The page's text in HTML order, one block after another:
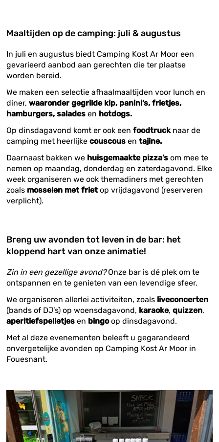
Maaltijden op de camping: juli & augustus
In juli en augustus biedt Camping Kost Ar Moor een
gevarieerd aanbod aan gerechten die ter plaatse
worden bereid.
We maken een selectie afhaalmaaltijden voor lunch en
diner,waaronder gegrilde kip, panini’s, frietjes,
hamburgers, saladesen hotdogs.
Op dinsdagavond komt er ook eenfoodtruck naar de
camping met heerlijkecouscousentajine.
Daarnaast bakken we huisgemaakte pizza’s om mee te
nemen op maandag, donderdag en zaterdagavond. Elke
week organiseren we ook themadiners met gerechten
zoals mosselen met frietop vrijdagavond (reserveren
verplicht).
Breng uw avonden tot leven in de bar: het
kloppend hart van onze animatie!
Zin in een gezellige avond?Onze bar is dé plek om te
ontspannen en te genieten van een levendige sfeer.
We organiseren allerlei activiteiten, zoals liveconcerten
(bands of DJ’s) op woensdagavond, karaoke,quizzen,
aperitiefspelletjes en bingoop dinsdagavond.
Met al deze evenementen beleeft u gegarandeerd
onvergetelijke avonden op Camping Kost Ar Moor in
Fouesnant.